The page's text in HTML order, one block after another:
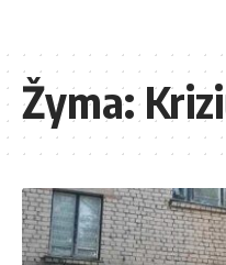
Žyma: